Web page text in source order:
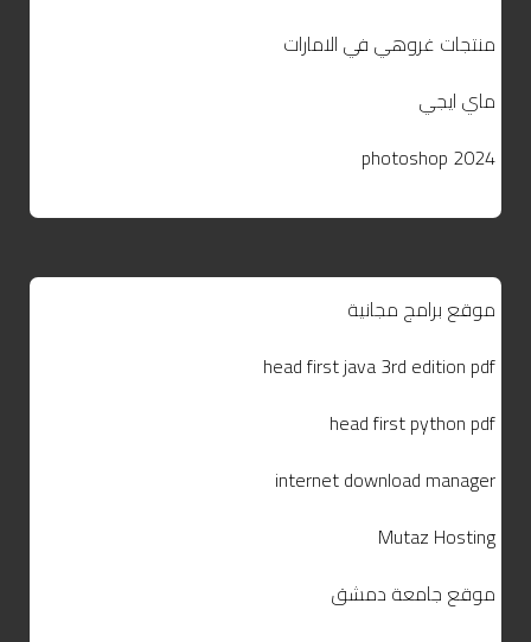
منتجات غروهي في الامارات
ماي ايجي
photoshop 2024
موقع برامج مجانية
head first java 3rd edition pdf
head first python pdf
internet download manager
Mutaz Hosting
موقع جامعة دمشق